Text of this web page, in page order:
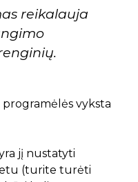
reikalauja
vyksta
jį nustatyti
(turite turėti